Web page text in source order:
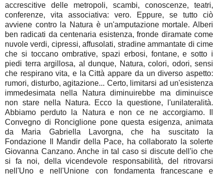
accrescitive delle metropoli, scambi, conoscenze, teatri,
conferenze, vita associativa: vero. Eppure, se tutto ciò
avviene contro la Natura è un'amputazione mortale. Alberi
ben radicati da centenaria esistenza, fronde diramate come
nuvole verdi, cipressi, affusolati, stradine ammantate di cime
che si toccano ombrative, spazi erbosi, fontane, e sotto i
piedi terra argillosa, al dunque, Natura, colori, odori, sensi
che respirano vita, e la Città appare da un diverso aspetto:
rumori, disturbo, agitazione... Certo, limitarsi ad un'esistenza
immedesimata nella Natura diminuirebbe ma diminuisce
non stare nella Natura. Ecco la questione, l'unilateralità.
Abbiamo perduto la Natura e non ce ne accorgiamo. Il
Convegno di Ronciglione pone questa esigenza, animata
da Maria Gabriella Lavorgna, che ha suscitato la
Fondazione Il Mandir della Pace, ha collaborato la solerte
Giovanna Canzano. Anche in tal caso si discute dell'io che
si fa noi, della vicendevole responsabilità, del ritrovarsi
nell'Uno e nell'Unione con fondamenta francescane e